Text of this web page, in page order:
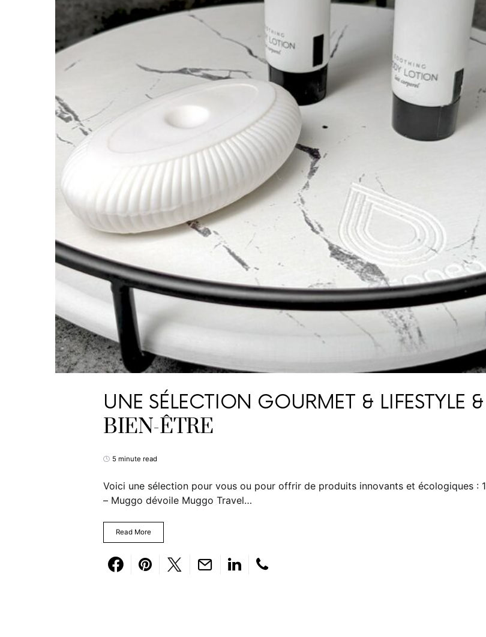
UNE SÉLECTION GOURMET & LIFESTYLE &
BIEN-ÊTRE
5 minute read
Voici une sélection pour vous ou pour offrir de produits innovants et écologiques : 1
– Muggo dévoile Muggo Travel…
Read More